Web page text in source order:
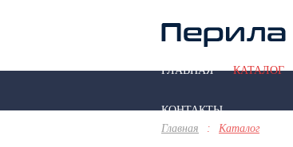
ГЛАВНАЯ КАТАЛОГ
КОНТАКТЫ
Главная : Каталог